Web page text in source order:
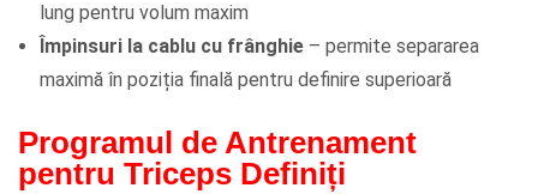
lung pentru volum maxim
Împinsuri la cablu cu frânghie – permite separarea
maximă în poziția finală pentru definire superioară
Programul de Antrenament
pentru Triceps Definiți